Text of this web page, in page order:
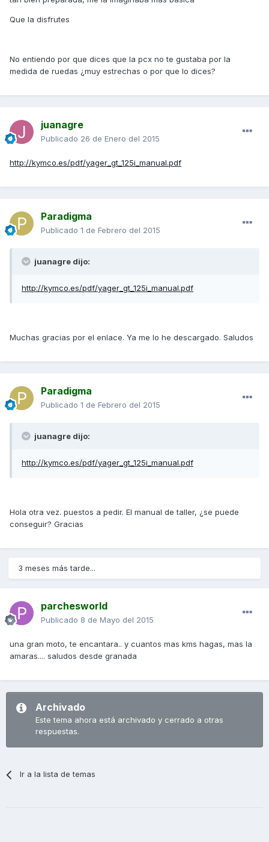
Que la disfrutes
No entiendo por que dices que la pcx no te gustaba por la
medida de ruedas ¿muy estrechas o por que lo dices?
juanagre
Publicado 26 de Enero del 2015
http://kymco.es/pdf/yager_gt_125i_manual.pdf
Paradigma
Publicado 1 de Febrero del 2015
juanagre dijo:
http://kymco.es/pdf/yager_gt_125i_manual.pdf
Muchas gracias por el enlace. Ya me lo he descargado. Saludos
Paradigma
Publicado 1 de Febrero del 2015
juanagre dijo:
http://kymco.es/pdf/yager_gt_125i_manual.pdf
Hola otra vez. puestos a pedir. El manual de taller, ¿se puede
conseguir? Gracias
3 meses más tarde...
parchesworld
Publicado 8 de Mayo del 2015
una gran moto, te encantara.. y cuantos mas kms hagas, mas la
amaras.... saludos desde granada
Archivado
Este tema ahora está archivado y cerrado a otras
respuestas.
Ir a la lista de temas